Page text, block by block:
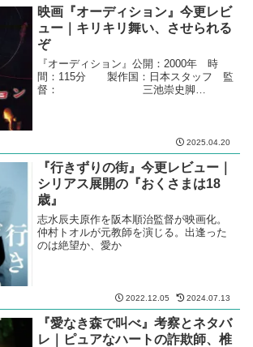
映画『オーディション』今更レビ
ュー｜キリキリ舞い、させられる
ぞ
『オーディション』公開：2000年 時
間：115分 製作国：日本スタッフ 監
督： 三池崇史脚
キャスト青山重治： 石橋
凌山崎麻美： しいなえいひ青山
重彦： 沢木哲吉川泰
久： ...
2025.04.20
『行きずりの街』今更レビュー｜
シリアス展開の『おくさまは18
歳』
志水辰夫原作を阪本順治監督が映画化。
仲村トオルが元教師を演じる。出逢った
のは絶望か、愛か
2022.12.05 2024.07.13
『愛なき森で叫べ』考察とネタバ
レ｜ピュアなハートの詐欺師、椎